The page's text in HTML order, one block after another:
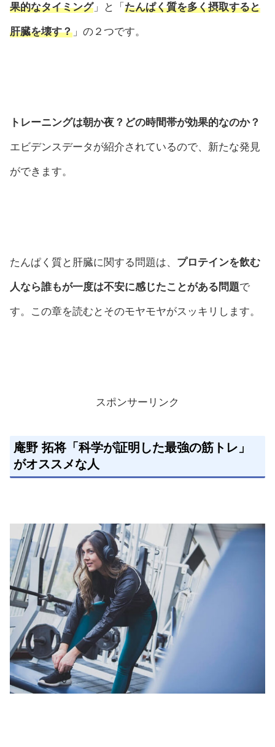
果的なタイミング」と「 たんぱく質を多く摂取すると
肝臓を壊す？ 」の２つです。
トレーニングは朝か夜？どの時間帯が効果的なのか？
エビデンスデータが紹介されているので、新たな発見
ができます。
たんぱく質と肝臓に関する問題は、 プロテインを飲む
人なら誰もが一度は不安に感じたことがある問題で
す。この章を読むとそのモヤモヤがスッキリします。
スポンサーリンク
庵野 拓将「科学が証明した最強の筋トレ」
がオススメな人